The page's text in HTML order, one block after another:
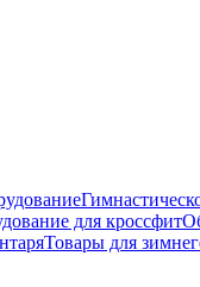
для кроссфит
Товары для